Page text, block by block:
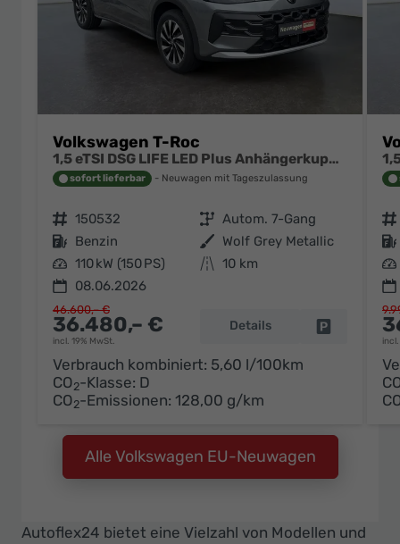
Volkswagen T-Roc
1,5 eTSI DSG LIFE LED Plus Anhängerkupplung Navigation Digital Pro Sitzheizung beheiztes Lenkrad 17 Zoll Alu 5J Garantie
sofort lieferbar Neuwagen mit Tageszulassung
Fahrzeugnr. 150532 Getriebe Autom. 7-Gang
Kraftstoff Benzin Außenfarbe Wolf Grey Metallic
Leistung 110 kW (150 PS) Kilometerstand 10 km
08.06.2026
36.480,– €
incl. 19% MwSt.
46.600,– €
Details Fahrzeug
Verbrauch kombiniert: 5,60 l/100km
CO2-Klasse: D
CO2-Emissionen: 128,00 g/km
Fahrzeugnr.
Kraftstoff
Leistung
Alle Volkswagen EU-Neuwagen
Autoflex24 bietet eine Vielzahl von Modellen und